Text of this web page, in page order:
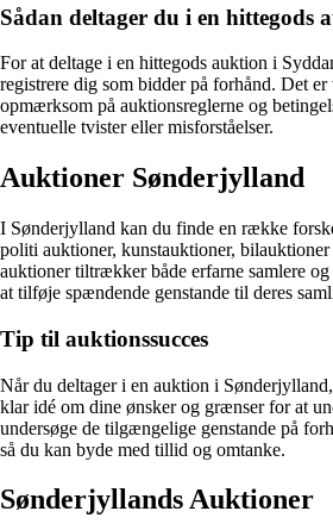
Sådan deltager du i en hittegods
For at deltage i en hittegods auktion i
registrere dig som bidder på forhånd. Det
opmærksom på auktionsreglerne og
eventuelle tvister eller misforståelser.
Auktioner Sønderjylland
I Sønderjylland kan du finde en række
politi auktioner, kunstauktioner, bilauktioner
auktioner tiltrækker både erfarne samlere og
at tilføje spændende genstande til deres
Tip til auktionssucces
Når du deltager i en auktion i
klar idé om dine ønsker og grænser for at
undersøge de tilgængelige genstande på
så du kan byde med tillid og omtanke.
Sønderjyllands Auktioner